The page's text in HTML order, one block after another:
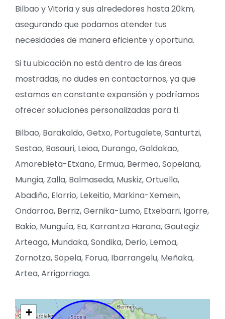
Bilbao y Vitoria y sus alrededores hasta 20km,
asegurando que podamos atender tus
necesidades de manera eficiente y oportuna.
Si tu ubicación no está dentro de las áreas
mostradas, no dudes en contactarnos, ya que
estamos en constante expansión y podríamos
ofrecer soluciones personalizadas para ti.
Bilbao, Barakaldo, Getxo, Portugalete, Santurtzi,
Sestao, Basauri, Leioa, Durango, Galdakao,
Amorebieta-Etxano, Ermua, Bermeo, Sopelana,
Mungia, Zalla, Balmaseda, Muskiz, Ortuella,
Abadiño, Elorrio, Lekeitio, Markina-Xemein,
Ondarroa, Berriz, Gernika-Lumo, Etxebarri, Igorre,
Bakio, Munguía, Ea, Karrantza Harana, Gautegiz
Arteaga, Mundaka, Sondika, Derio, Lemoa,
Zornotza, Sopela, Forua, Ibarrangelu, Meñaka,
Artea, Arrigorriaga.